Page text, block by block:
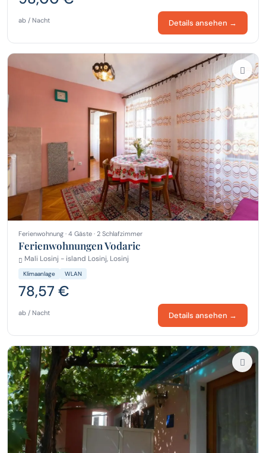
ab / Nacht Details ansehen →
Ferienwohnung · 4 Gäste · 2 Schlafzimmer
Ferienwohnungen Vodaric
Mali Losinj - island Losinj, Losinj
Klimaanlage WLAN
78,57 €
ab / Nacht Details ansehen →